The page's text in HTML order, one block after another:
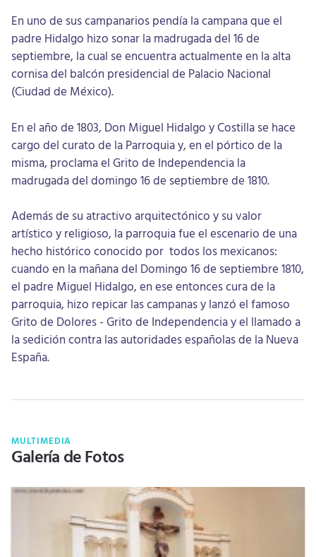
En uno de sus campanarios pendía la campana que el
padre Hidalgo hizo sonar la madrugada del 16 de
septiembre, la cual se encuentra actualmente en la alta
cornisa del balcón presidencial de Palacio Nacional
(Ciudad de México).
En el año de 1803, Don Miguel Hidalgo y Costilla se hace
cargo del curato de la Parroquia y, en el pórtico de la
misma, proclama el Grito de Independencia la
madrugada del domingo 16 de septiembre de 1810.
Además de su atractivo arquitectónico y su valor
artístico y religioso, la parroquia fue el escenario de una
hecho histórico conocido por todos los mexicanos:
cuando en la mañana del Domingo 16 de septiembre 1810,
el padre Miguel Hidalgo, en ese entonces cura de la
parroquia, hizo repicar las campanas y lanzó el famoso
Grito de Dolores - Grito de Independencia y el llamado a
la sedición contra las autoridades españolas de la Nueva
España.
MULTIMEDIA
Galería de Fotos